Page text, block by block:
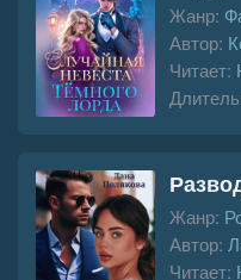
Жанр:
Автор:
Читает:
Жанр:
Автор:
Читает: